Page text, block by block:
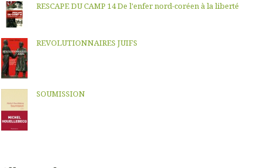
RESCAPE DU CAMP 14 De l'enfer nord-coréen à la liberté
REVOLUTIONNAIRES JUIFS
SOUMISSION